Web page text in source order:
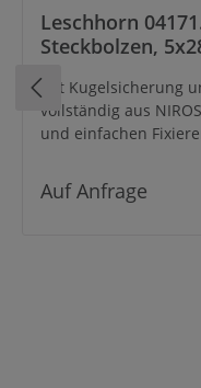
Leschhorn
Steckbolzen,
mit Kugelsicherung
vollständig aus
und einfachen
Auf Anfrage